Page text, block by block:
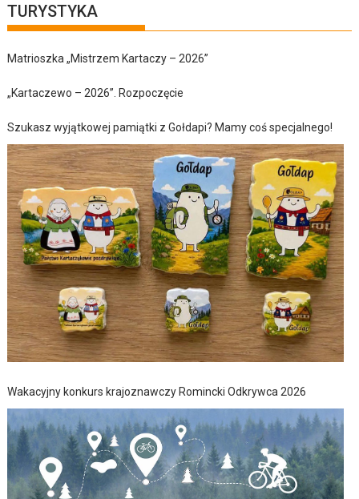
TURYSTYKA
Matrioszka „Mistrzem Kartaczy – 2026”
„Kartaczewo – 2026”. Rozpoczęcie
Szukasz wyjątkowej pamiątki z Gołdapi? Mamy coś specjalnego!
Wakacyjny konkurs krajoznawczy Romincki Odkrywca 2026